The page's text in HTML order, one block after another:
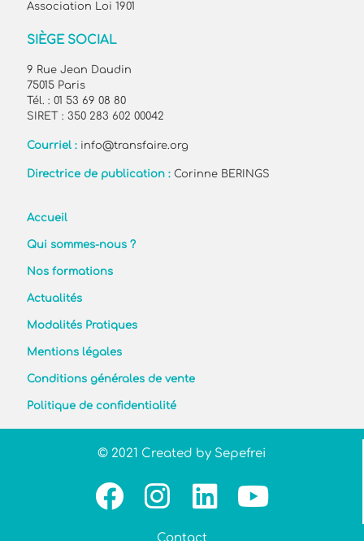
Association Loi 1901
SIÈGE SOCIAL
9 Rue Jean Daudin
75015 Paris
Tél. : 01 53 69 08 80
SIRET : 350 283 602 00042
Courriel : info@transfaire.org
Directrice de publication :Corinne BERINGS
Accueil
Qui sommes-nous ?
Nos formations
Actualités
Modalités Pratiques
Mentions légales
Conditions générales de vente
Politique de confidentialité
© 2021 Created by Sepefrei